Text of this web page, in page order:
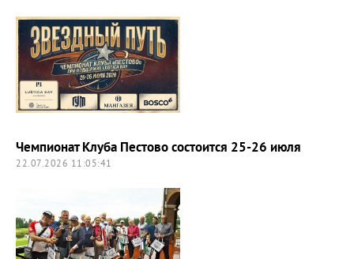
Чемпионат Клуба Пестово состоится 25-26 июля
22.07.2026 11:05:41